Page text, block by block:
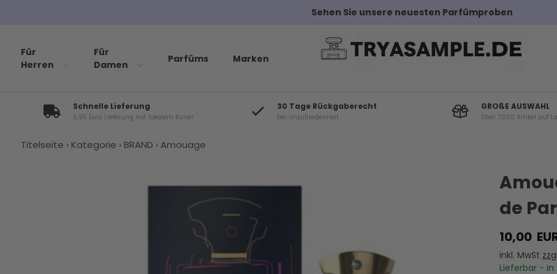
Kostenloser Versand bei Bestellungen über 100€
Für
Herren
Für
Damen
Parfüms Marken
Schnelle Lieferung
5,95 Euro Lieferung mit lokalem Kurier
30 Tage Rückgaberecht
bei Unzufriedenheit
GROßE AUSWAHL
Über 7.000 Artikel auf
Titelseite › Kategorie › BRAND › Amouage
de
10,00
inkl. MwSt
Lieferbar - In